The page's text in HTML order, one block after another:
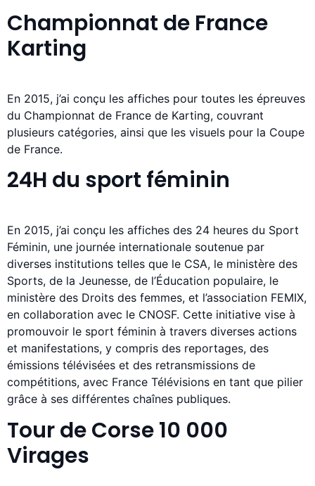
Championnat de France
Karting
En 2015, j’ai conçu les affiches pour toutes les épreuves
du Championnat de France de Karting, couvrant
plusieurs catégories, ainsi que les visuels pour la Coupe
de France.
24H du sport féminin
En 2015, j’ai conçu les affiches des 24 heures du Sport
Féminin, une journée internationale soutenue par
diverses institutions telles que le CSA, le ministère des
Sports, de la Jeunesse, de l’Éducation populaire, le
ministère des Droits des femmes, et l’association FEMIX,
en collaboration avec le CNOSF. Cette initiative vise à
promouvoir le sport féminin à travers diverses actions
et manifestations, y compris des reportages, des
émissions télévisées et des retransmissions de
compétitions, avec France Télévisions en tant que pilier
grâce à ses différentes chaînes publiques.
Tour de Corse 10 000
Virages